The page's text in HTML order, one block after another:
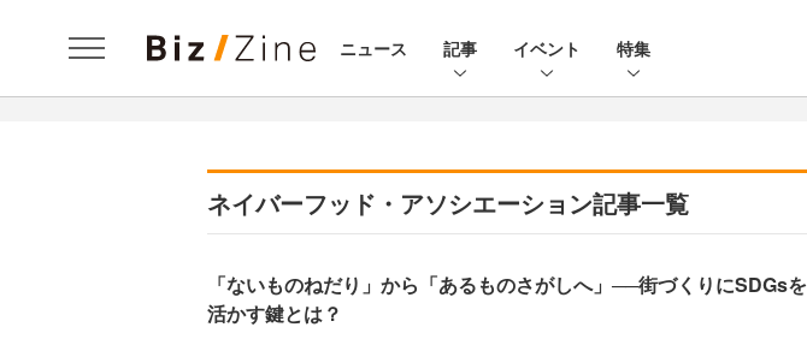
ニュース 記事 イベント 特集
ネイバーフッド・アソシエーション記事一覧
「ないものねだり」から「あるものさがしへ」──街づくりにSDGsを
活かす鍵とは？